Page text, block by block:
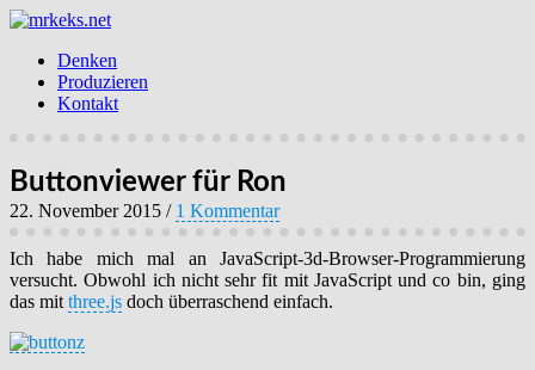
Denken
Produzieren
Kontakt
Buttonviewer für Ron
22. November 2015 / 1 Kommentar
Ich habe mich mal an JavaScript-3d-Browser-Programmierung
versucht. Obwohl ich nicht sehr fit mit JavaScript und co bin, ging
das mit three.js doch überraschend einfach.